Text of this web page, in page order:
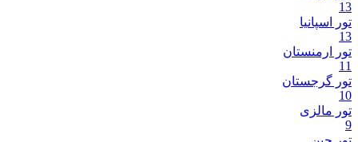
13
تور اسپانیا
13
تور ارمنستان
11
تور گرجستان
10
تور مالزی
9